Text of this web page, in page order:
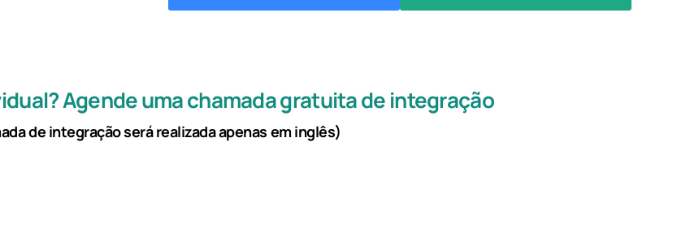
Agende uma chamada gratuita de integração
de integração será realizada apenas em inglês)